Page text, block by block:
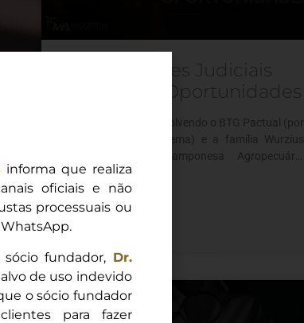
Nota – Leilões Judiciais
Conflitos e Oportunidades
A disputa judicial envolvendo o BTG Pactual (por
meio do Banco Sistema) e a família Wurzius
(proprietária da Camponesa Agropecuária
Ltda.) reflete o cenário altamente agressivo do
mercado brasileiro de distressed assets e ativos
alternativos. O epicentro do conflito é a Fazenda
Santa Emília, uma valiosa propriedade de
+
informa que realiza
oficiais e não
processuais ou
fundador, Dr.
de uso indevido
o sócio fundador
para fazer